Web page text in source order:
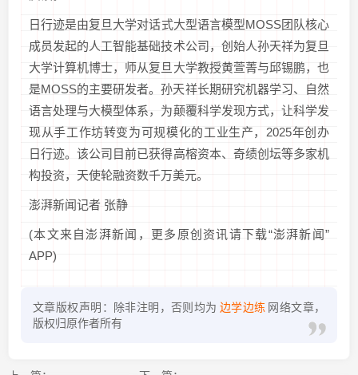
日行迹是由复旦大学对话式大型语言模型MOSS团队核心
成员发起的人工智能基础技术公司，创始人孙天祥为复旦
大学计算机博士，师从复旦大学教授黄萱菁与邱锡鹏，也
是MOSS的主要研发者。孙天祥长期研究机器学习、自然
语言处理与大模型体系，为颠覆科学发现方式，让科学发
现从手工作坊转变为可规模化的工业生产，2025年创办
日行迹。该公司目前已获得高榕资本、奇绩创坛等多家机
构投资，天使轮融资数千万美元。
澎湃新闻记者 张静
(本文来自澎湃新闻，更多原创资讯请下载“澎湃新闻”
APP)
文章版权声明：除非注明，否则均为 边学边练 网络文章，
版权归原作者所有